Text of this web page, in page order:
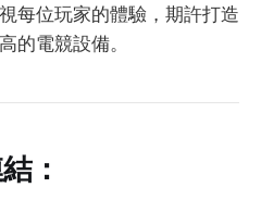
每位玩家的體驗，期許打造
的電競設備。
：